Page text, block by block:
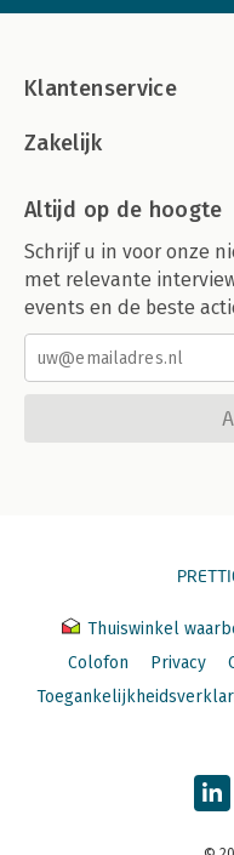
Klantenservice
Zakelijk
Altijd op de hoogte
Schrijf u in voor onze
met relevante
events en de beste
Thuiswinkel
Colofon
Privacy